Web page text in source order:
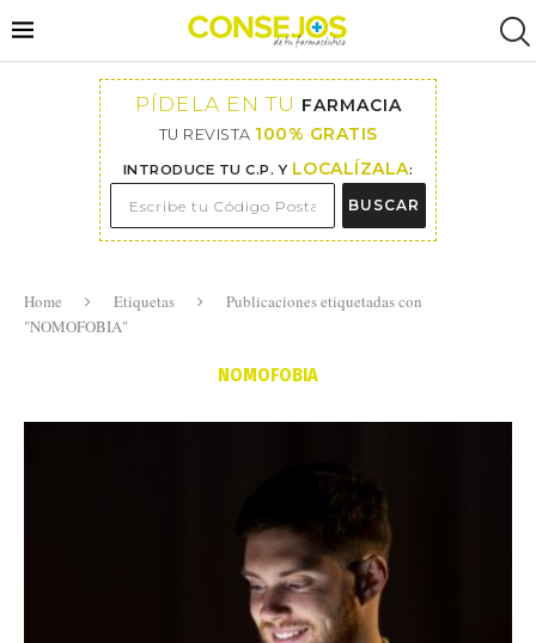
PÍDELA EN TU FARMACIA
TU REVISTA 100% GRATIS
INTRODUCE TU C.P. Y LOCALÍZALA:
BUSCAR
Home Etiquetas
Publicaciones etiquetadas con
"NOMOFOBIA"
NOMOFOBIA